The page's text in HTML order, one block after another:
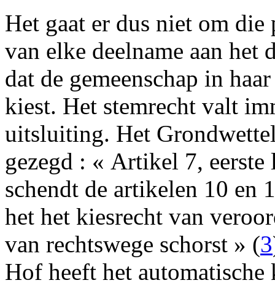
Het gaat er dus niet om
van elke deelname aan het
dat de gemeenschap in
kiest. Het stemrecht valt
uitsluiting. Het
gezegd : « Artikel 7,
schendt de artikelen 10 en
het het kiesrecht van
van rechtswege schorst » (3
Hof heeft het